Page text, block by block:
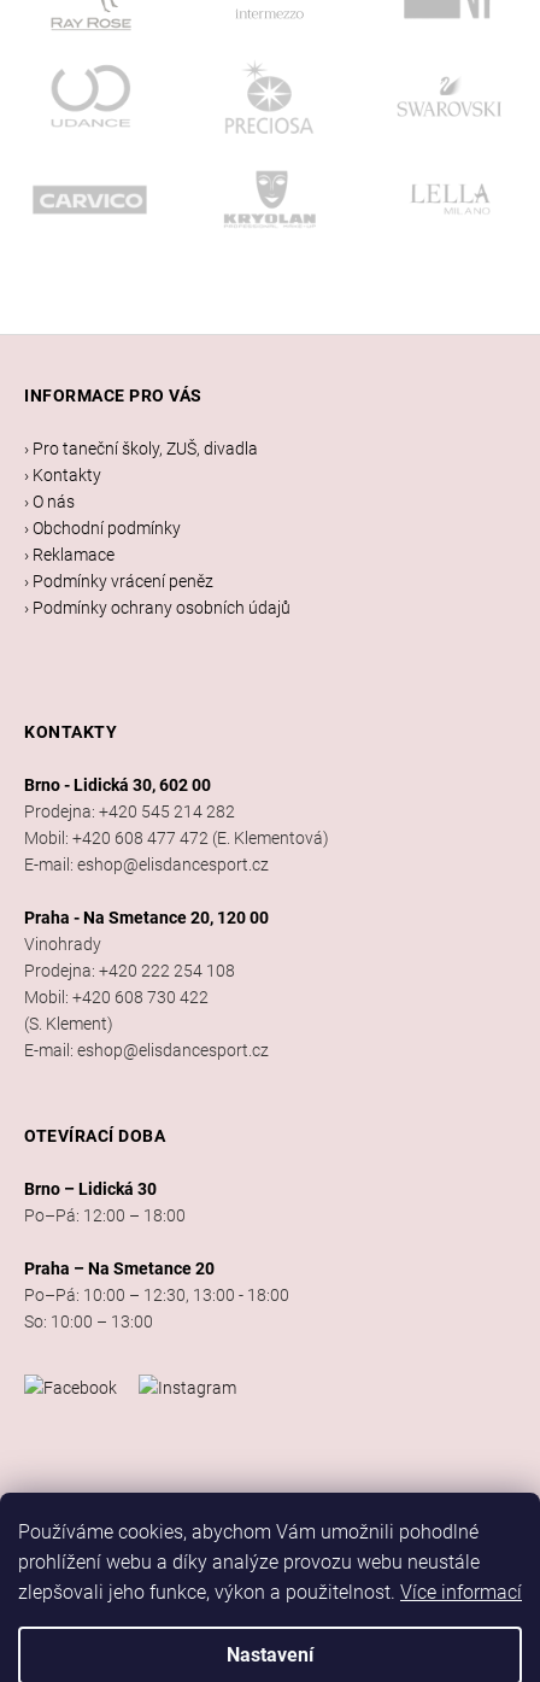
Používáme cookies, abychom Vám umožnili pohodlné
prohlížení webu a díky analýze provozu webu neustále
zlepšovali jeho funkce, výkon a použitelnost. Více informací
Nastavení
INFORMACE PRO VÁS
› Pro taneční školy, ZUŠ, divadla
› Kontakty
› O nás
› Obchodní podmínky
› Reklamace
› Podmínky vrácení peněz
› Podmínky ochrany osobních údajů
KONTAKTY
Brno - Lidická 30, 602 00
Prodejna: +420 545 214 282
Mobil: +420 608 477 472 (E. Klementová)
E-mail: eshop@elisdancesport.cz
Praha - Na Smetance 20, 120 00
Vinohrady
Prodejna: +420 222 254 108
Mobil: +420 608 730 422
(S. Klement)
E-mail: eshop@elisdancesport.cz
OTEVÍRACÍ DOBA
Brno – Lidická 30
Po–Pá: 12:00 – 18:00
Praha – Na Smetance 20
Po–Pá: 10:00 – 12:30, 13:00 - 18:00
So: 10:00 – 13:00
Vytvořil Shoptet
Elis Dance Sport . Všechna práva vyhrazena.